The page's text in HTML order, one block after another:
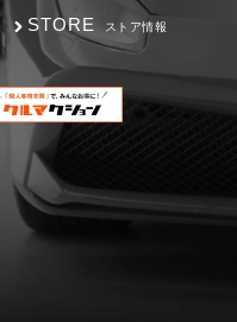
STORE ストア情報